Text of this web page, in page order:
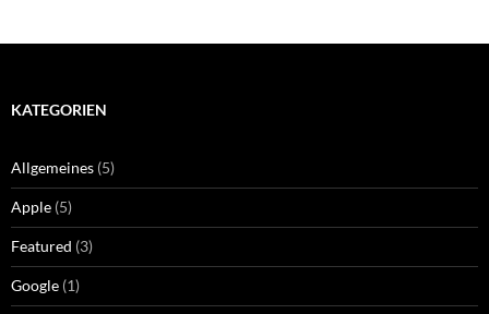
KATEGORIEN
Allgemeines (5)
Apple (5)
Featured (3)
Google (1)